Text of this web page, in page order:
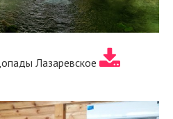
Лазаревское